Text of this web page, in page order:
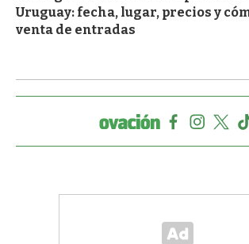
Uruguay: fecha, lugar, precios y
venta de entradas